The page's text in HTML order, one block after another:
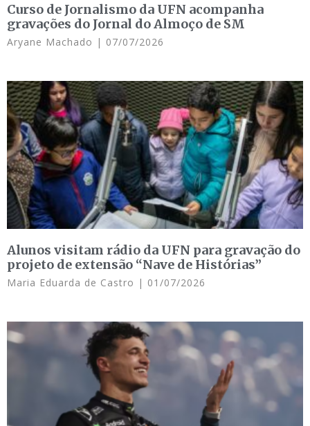
Curso de Jornalismo da UFN acompanha
gravações do Jornal do Almoço de SM
Aryane Machado 07/07/2026
Alunos visitam rádio da UFN para gravação do
projeto de extensão “Nave de Histórias”
Maria Eduarda de Castro 01/07/2026